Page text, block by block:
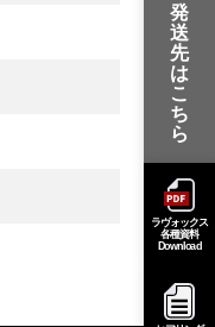
発
送
先
は
こ
ち
ら
ラヴォックス
各種資料
Download